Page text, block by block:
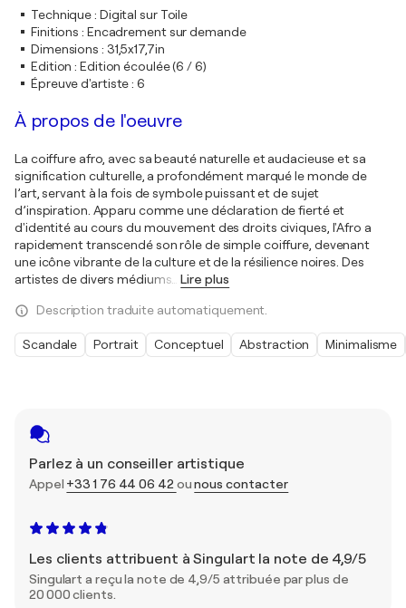
Parlez à un conseiller artistique
Appel +33 1 76 44 06 42 ounous contacter
Les clients attribuent à Singulart la note de 4,9/5
Singulart a reçu la note de 4,9/5 attribuée par plus de
20 000 clients.
Technique: Digital sur Toile
Finitions : Encadrement sur demande
Dimensions : 31,5x17,7in
Edition :Edition écoulée (6 / 6)
Épreuve d'artiste:6
À propos de l'oeuvre
La coiffure afro, avec sa beauté naturelle et audacieuse et sa
signification culturelle, a profondément marqué le monde de
l’art, servant à la fois de symbole puissant et de sujet
d’inspiration. Apparu comme une déclaration de fierté et
d'identité au cours du mouvement des droits civiques, l'Afro a
rapidement transcendé son rôle de simple coiffure, devenant
une icône vibrante de la culture et de la résilience noires. Des
artistes de divers médiums
Lire plus
Description traduite automatiquement.
Scandale Portrait Conceptuel Abstraction Minimalisme